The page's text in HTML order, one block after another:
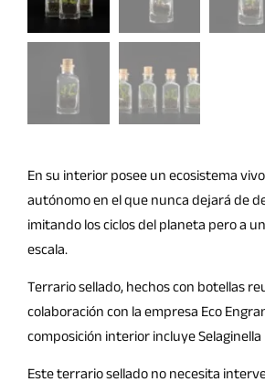
En su interior posee un ecosistema
autónomo en el que nunca dejará de
imitando los ciclos del planeta pero a
escala.
Terrario sellado, hechos con botellas
colaboración con la empresa Eco
composición interior incluye Selaginella
Este terrario sellado no necesita